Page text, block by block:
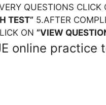
QUESTIONS CLICK
TEST”5.AFTER
ON ”VIEW
online practice